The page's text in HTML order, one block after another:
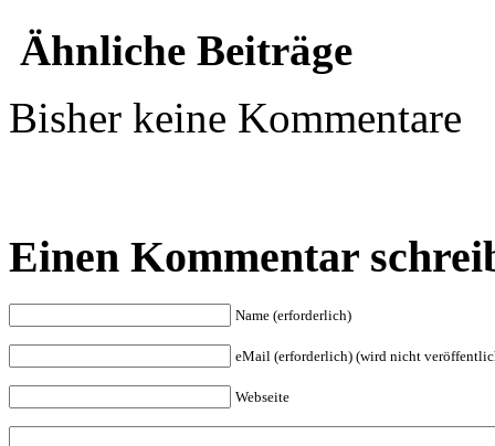
Ähnliche Beiträge
Bisher keine Kommentare
Einen Kommentar
Name (erforderlich)
eMail (erforderlich) (wird nicht
Webseite